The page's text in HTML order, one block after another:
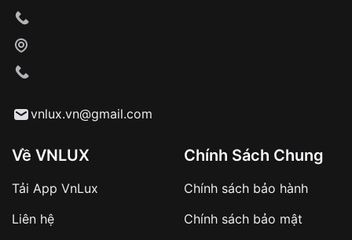
Từ khóa SEO:
sản phẩm đặc biệt
vnlux.vn@gmail.com
Về VNLUX
Tải App VnLux
Liên hệ
Chính Sách Chung
Chính sách bảo hành
Chính sách bảo mật